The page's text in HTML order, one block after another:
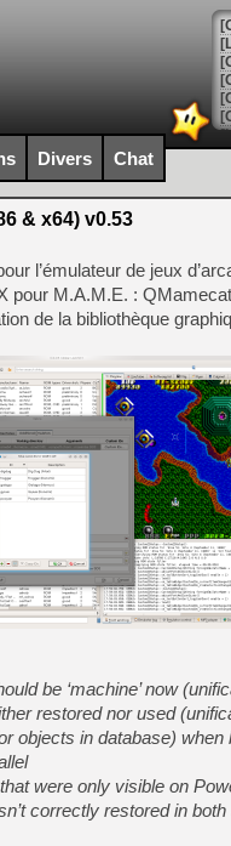
Divers Chat
& x64) v0.53
l’émulateur de jeux
pour M.A.M.E. :
de la bibliothèque
be ‘machine’ now
restored nor used
objects in database)
were only visible on
correctly restored in